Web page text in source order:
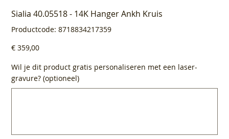
Sialia 40.05518 - 14K Hanger Ankh Kruis
Productcode: Productcode
8718834217359
8718834217359
Prijs
€ 359,00
Wil je dit product gratis personaliseren met een laser-
gravure? (optioneel)